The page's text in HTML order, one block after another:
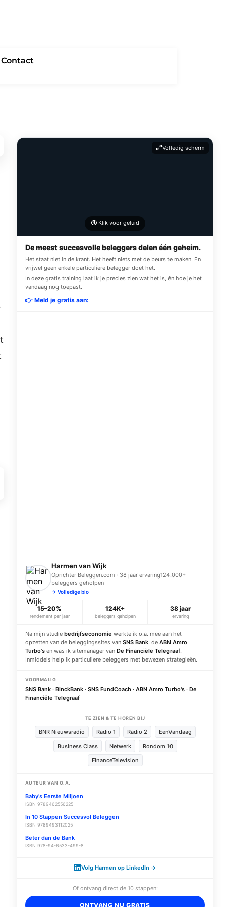
Contact
🔇 Klik voor geluid
Volledig scherm
De meest succesvolle beleggers delenéén geheim.
Het staat niet in de krant. Het heeft niets met de beurs te maken. En
vrijwel geen enkele particuliere belegger doet het.
In deze gratis training laat ik je precies zien wat het is, én hoe je het
vandaag nog toepast.
👉 Meld je gratis aan:
Harmen van Wijk
Oprichter Beleggen.com · 38 jaar ervaring124.000+
beleggers geholpen
→ Volledige bio
15–20%
rendement per jaar
124K+
beleggers geholpen
38 jaar
ervaring
Na mijn studie bedrijfseconomie werkte ik o.a. mee aan het
opzetten van de beleggingssites van SNS Bank , de ABN Amro
Turbo's en was ik sitemanager van De Financiële Telegraaf.
Inmiddels help ik particuliere beleggers met bewezen strategieën.
VOORMALIG
SNS Bank · BinckBank · SNS FundCoach · ABN Amro Turbo's · De
Financiële Telegraaf
TE ZIEN & TE HOREN BIJ
BNR Nieuwsradio Radio 1 Radio 2
EenVandaag
Business Class
Netwerk
Rondom 10
FinanceTelevision
AUTEUR VAN O.A.
Baby's Eerste Miljoen
ISBN 9789462556225
In 10 Stappen Succesvol Beleggen
ISBN 9789493112025
Beter dan de Bank
ISBN 978-94-6533-499-8
Volg Harmen op LinkedIn →
Of ontvang direct de 10 stappen:
ONTVANG NU GRATIS